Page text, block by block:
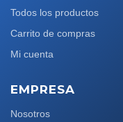
Todos los productos
Carrito de compras
Mi cuenta
EMPRESA
Nosotros